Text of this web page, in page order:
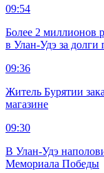
09:54
Более 2 миллионов
в Улан-Удэ за
09:36
Житель Бурятии
магазине
09:30
В Улан-Удэ
Мемориала Победы